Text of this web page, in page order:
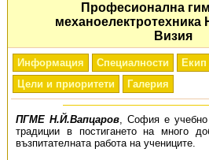
Професионална
Визия
Информация Специалности Екип
Цели и приоритети
Галерия
ПГМЕ Н.Й.Вапцаров, София е учебно
традиции в постигането на много
възпитателната работа на учениците.